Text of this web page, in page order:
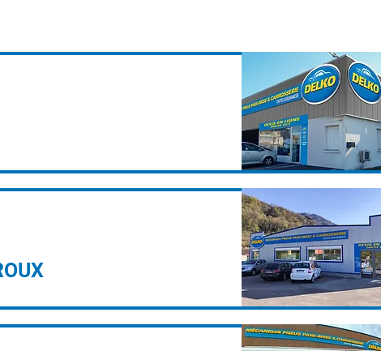
ne trouvez pas votre
CONTACTEZ-NOUS